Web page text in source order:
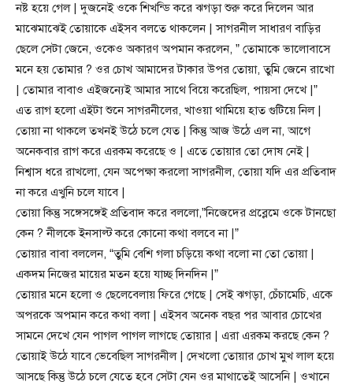
নষ্ট হয়ে গেল | দুজনেই ওকে শিখন্ডি করে ঝগড়া শুরু করে দিলেন আর
মাঝেমাঝেই তোয়াকে এইসব বলতে থাকলেন | সাগরনীল সাধারণ বাড়ির
ছেলে সেটা জেনে, ওকেও অকারণ অপমান করলেন, ” তোমাকে ভালোবাসে
মনে হয় তোমার ? ওর চোখ আমাদের টাকার উপর তোয়া, তুমি জেনে রাখো
| তোমার বাবাও এইজন্যেই আমার সাথে বিয়ে করেছিল, পায়সা দেখে |”
এত রাগ হলো এইটা শুনে সাগরনীলের, খাওয়া থামিয়ে হাত গুটিয়ে নিল |
তোয়া না থাকলে তখনই উঠে চলে যেত | কিন্তু আজ উঠে এল না, আগে
অনেকবার রাগ করে এরকম করেছে ও | এতে তোয়ার তো দোষ নেই |
নিশ্বাস ধরে রাখলো, যেন অপেক্ষা করলো সাগরনীল, তোয়া যদি এর প্রতিবাদ
না করে এখুনি চলে যাবে |
তোয়া কিন্তু সঙ্গেসঙ্গেই প্রতিবাদ করে বললো,”নিজেদের প্রব্লেমে ওকে টানছো
কেন ? নীলকে ইনসাল্ট করে কোনো কথা বলবে না |”
তোয়ার বাবা বললেন, “তুমি বেশি গলা চড়িয়ে কথা বলো না তো তোয়া |
একদম নিজের মায়ের মতন হয়ে যাচ্ছ দিনদিন |”
তোয়ার মনে হলো ও ছেলেবেলায় ফিরে গেছে | সেই ঝগড়া, চেঁচামেচি, একে
অপরকে অপমান করে কথা বলা | এইসব অনেক বছর পর আবার চোখের
সামনে দেখে যেন পাগল পাগল লাগছে তোয়ার | এরা এরকম করছে কেন ?
তোয়াই উঠে যাবে ভেবেছিল সাগরনীল | দেখলো তোয়ার চোখ মুখ লাল হয়ে
আসছে কিন্তু উঠে চলে যেতে হবে সেটা যেন ওর মাথাতেই আসেনি | ওখানে